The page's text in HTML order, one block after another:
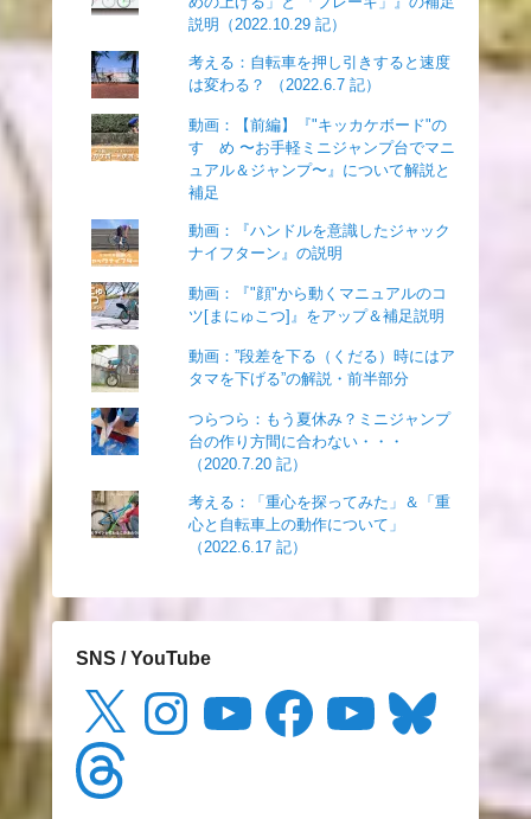
説明（2022.10.29 記）
考える：自転車を押し引きすると速度
は変わる？ （2022.6.7 記）
動画：【前編】『"キッカケボード"の
すゝめ 〜お手軽ミニジャンプ台でマニ
ュアル＆ジャンプ〜』について解説と
補足
動画：『ハンドルを意識したジャック
ナイフターン』の説明
動画：『"顔"から動くマニュアルのコ
ツ[まにゅこつ]』をアップ＆補足説明
動画：”段差を下る（くだる）時にはア
タマを下げる”の解説・前半部分
つらつら：もう夏休み？ミニジャンプ
台の作り方間に合わない・・・
（2020.7.20 記）
考える：「重心を探ってみた」＆「重
心と自転車上の動作について」
（2022.6.17 記）
SNS / YouTube
Instagram Facebook Bluesky
Threads